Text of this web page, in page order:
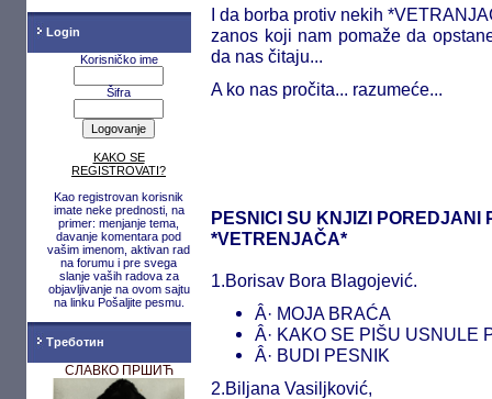
Login
Korisničko ime
Šifra
KAKO SE
REGISTROVATI?
Kao registrovan korisnik
imate neke prednosti, na
primer: menjanje tema,
davanje komentara pod
vašim imenom, aktivan rad
na forumu i pre svega
slanje vaših radova za
objavljivanje na ovom sajtu
na linku Pošaljite pesmu.
Треботин
СЛАВКО ПРШИЋ
I da borba protiv nekih
zanos koji nam pomaže da
da nas čitaju...
A ko nas pročita... razumeće...
PESNICI SU KNJIZI POREDJANI
*VETRENJAČA*
1.Borisav Bora Blagojević.
Â· MOJA BRAĆA
Â· KAKO SE PIŠU USNULE
Â· BUDI PESNIK
2.Biljana Vasiljković,